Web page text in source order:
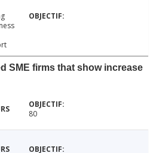
SME firms that show increase
80